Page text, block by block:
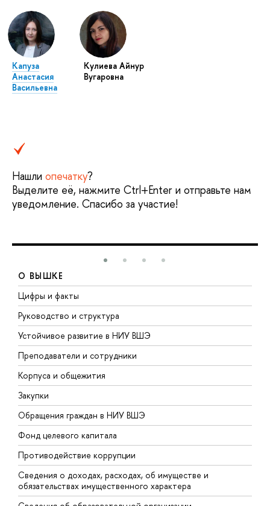
Капуза
Анастасия
Васильевна
Кулиева Айнур
Вугаровна
Нашли опечатку?
Выделите её, нажмите Ctrl+Enter и отправьте нам
уведомление. Спасибо за участие!
О ВЫШКЕ
Цифры и факты
Руководство и структура
Устойчивое развитие в НИУ ВШЭ
Преподаватели и сотрудники
Корпуса и общежития
Закупки
Обращения граждан в НИУ ВШЭ
Фонд целевого капитала
Противодействие коррупции
Сведения о доходах, расходах, об имуществе и
обязательствах имущественного характера